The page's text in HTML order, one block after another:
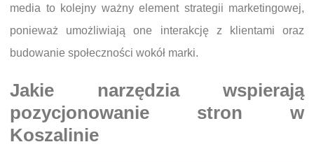
media to kolejny ważny element strategii marketingowej,
ponieważ umożliwiają one interakcję z klientami oraz
budowanie społeczności wokół marki.
Jakie narzędzia wspierają
pozycjonowanie stron w
Koszalinie